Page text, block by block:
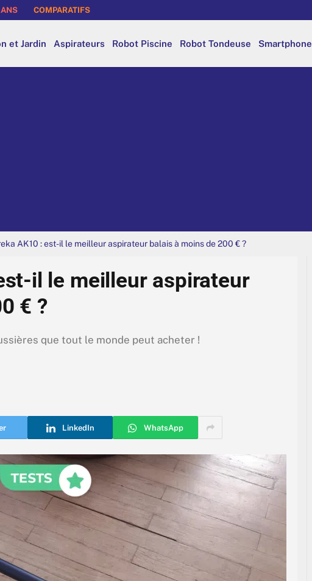
COMPARATIFS
et Jardin Aspirateurs Robot Piscine Robot Tondeuse Smartphone
AK10 : est-il le meilleur aspirateur balais à moins de 200 € ?
il le meilleur aspirateur
€ ?
que tout le monde peut acheter !
LinkedIn WhatsApp